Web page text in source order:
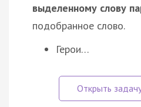
выделенному слову
подобранное слово.
Герои…